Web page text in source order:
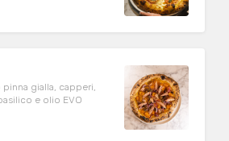
gialla, capperi,
e olio EVO